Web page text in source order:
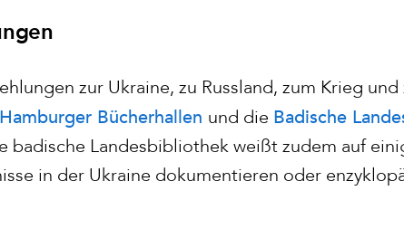
zur Ukraine, zu Russland, zum Krieg
Hamburger Bücherhallen und die Badische
badische Landesbibliothek weißt zudem auf
in der Ukraine dokumentieren oder